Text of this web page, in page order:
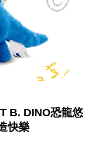
B. DINO恐龍悠
快樂